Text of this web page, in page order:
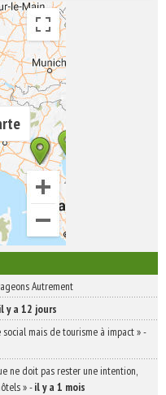
Autrement
il y a 12 jours
mais de tourisme à impact »-
ne doit pas rester une intention,
»-il y a 1 mois